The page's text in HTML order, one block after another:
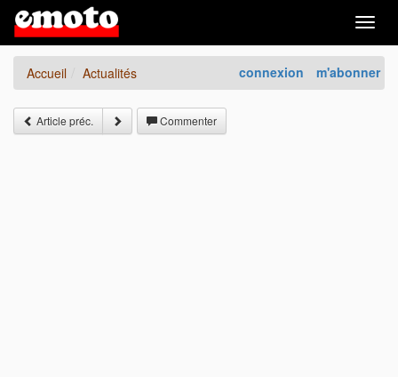
connexion m'abonner
Accueil Actualités
Article préc. Commenter